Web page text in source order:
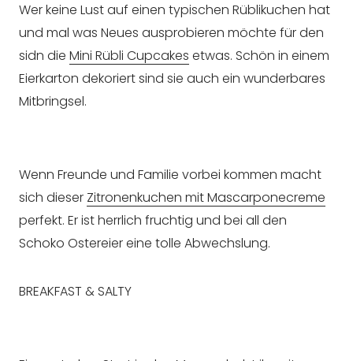
Wer keine Lust auf einen typischen Rüblikuchen hat
und mal was Neues ausprobieren möchte für den
sidn die Mini Rübli Cupcakes etwas. Schön in einem
Eierkarton dekoriert sind sie auch ein wunderbares
Mitbringsel.
Wenn Freunde und Familie vorbei kommen macht
sich dieser Zitronenkuchen mit Mascarponecreme
perfekt. Er ist herrlich fruchtig und bei all den
Schoko Ostereier eine tolle Abwechslung.
BREAKFAST & SALTY